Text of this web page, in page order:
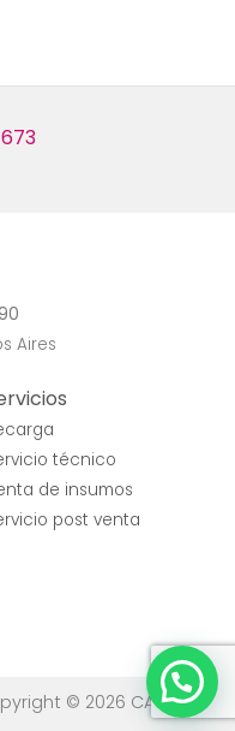
Aires
técnico
de insumos
post venta
© 2026 CARe-net